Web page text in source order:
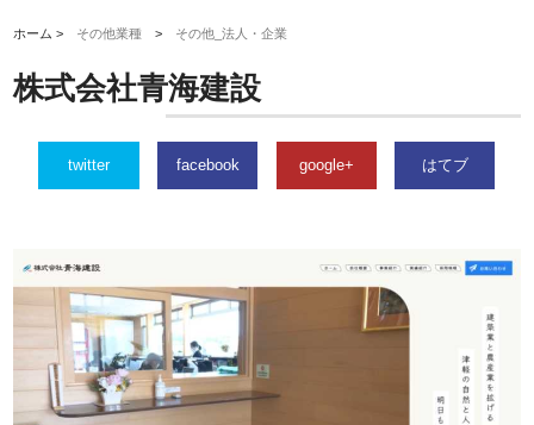
ホーム > その他業種 > その他_法人・企業
株式会社青海建設
twitter facebook google+ はてブ